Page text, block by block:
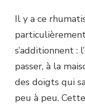
Il y a ce
s’additionnent :
passer, à la
des doigts qui
peu à peu.